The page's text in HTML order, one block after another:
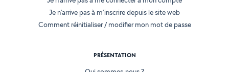
Je n'arrive pas à m'inscrire depuis le site web
Comment réinitialiser / modifier mon mot de passe
PRÉSENTATION